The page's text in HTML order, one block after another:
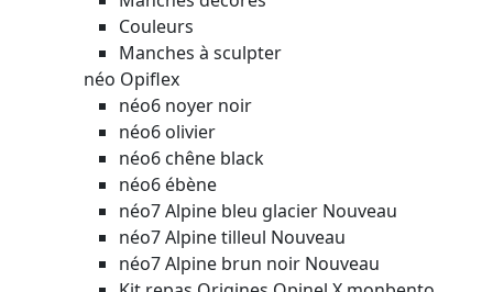
Couleurs
Manches à sculpter
néo Opiflex
néo6 noyer noir
néo6 olivier
néo6 chêne black
néo6 ébène
néo7 Alpine bleu glacier Nouveau
néo7 Alpine tilleul Nouveau
néo7 Alpine brun noir Nouveau